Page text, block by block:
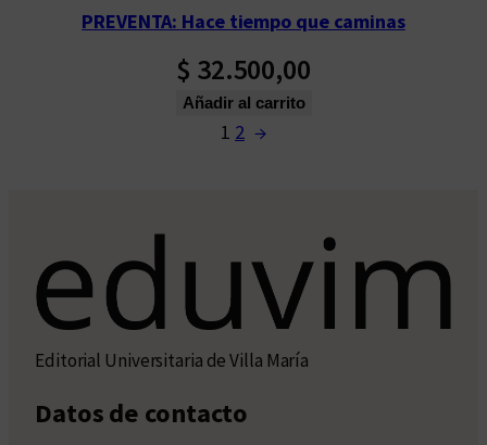
PREVENTA: Hace tiempo que caminas
$ 32.500,00
Añadir al carrito
1 2 →
Editorial Universitaria de Villa María
Datos de contacto